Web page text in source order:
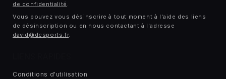
de confidentialité .
Vous pouvez vous désinscrire à tout moment à l'aide des liens
de désinscription ou en nous contactant à l'adresse
david@dcsports.fr.
Conditions d'utilisation